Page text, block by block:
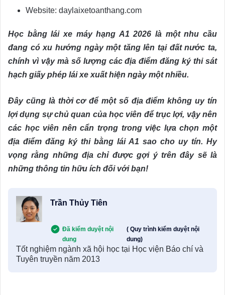
Website: daylaixetoanthang.com
Học bằng lái xe máy hạng A1 2026 là một nhu cầu
đang có xu hướng ngày một tăng lên tại đất nước ta,
chính vì vậy mà số lượng các địa điểm đăng ký thi sát
hạch giấy phép lái xe xuất hiện ngày một nhiều.
Đây cũng là thời cơ để một số địa điểm không uy tín
lợi dụng sự chủ quan của học viên để trục lợi, vậy nên
các học viên nên cẩn trọng trong việc lựa chọn một
địa điểm đăng ký thi bằng lái A1 sao cho uy tín. Hy
vọng rằng những địa chỉ được gợi ý trên đây sẽ là
những thông tin hữu ích đối với bạn!
Trần Thủy Tiên
Đã kiểm duyệt nội
dung
( Quy trình kiểm duyệt nội
dung)
Tốt nghiệm ngành xã hội học tại Học viện Báo chí và
Tuyên truyền năm 2013